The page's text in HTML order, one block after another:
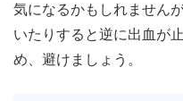
気になるかもしれません
いたりすると逆に出血が
め、避けましょう。